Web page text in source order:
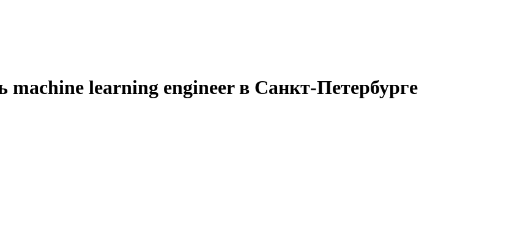
machine learning engineer в Санкт-Петербурге